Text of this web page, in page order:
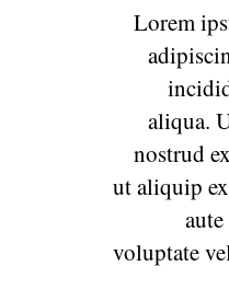
Lorem
aliqua.
nostrud
ut aliquip
voluptate